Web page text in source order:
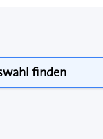
finden